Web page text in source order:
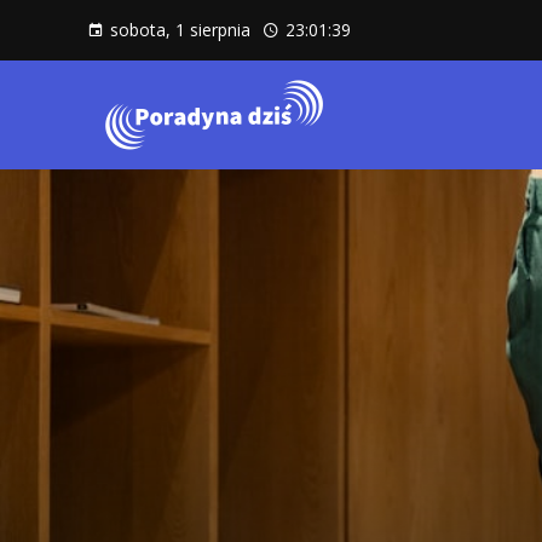
sobota, 1 sierpnia 23:01:40